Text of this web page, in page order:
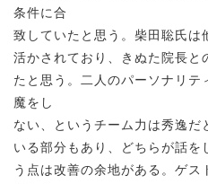
条件に合
致していたと思う。柴田聡氏は
活かされており、きぬた院長と
たと思う。二人のパーソナリ
魔をし
ない、というチーム力は秀逸だ
いる部分もあり、どちらが話
う点は改善の余地がある。ゲ